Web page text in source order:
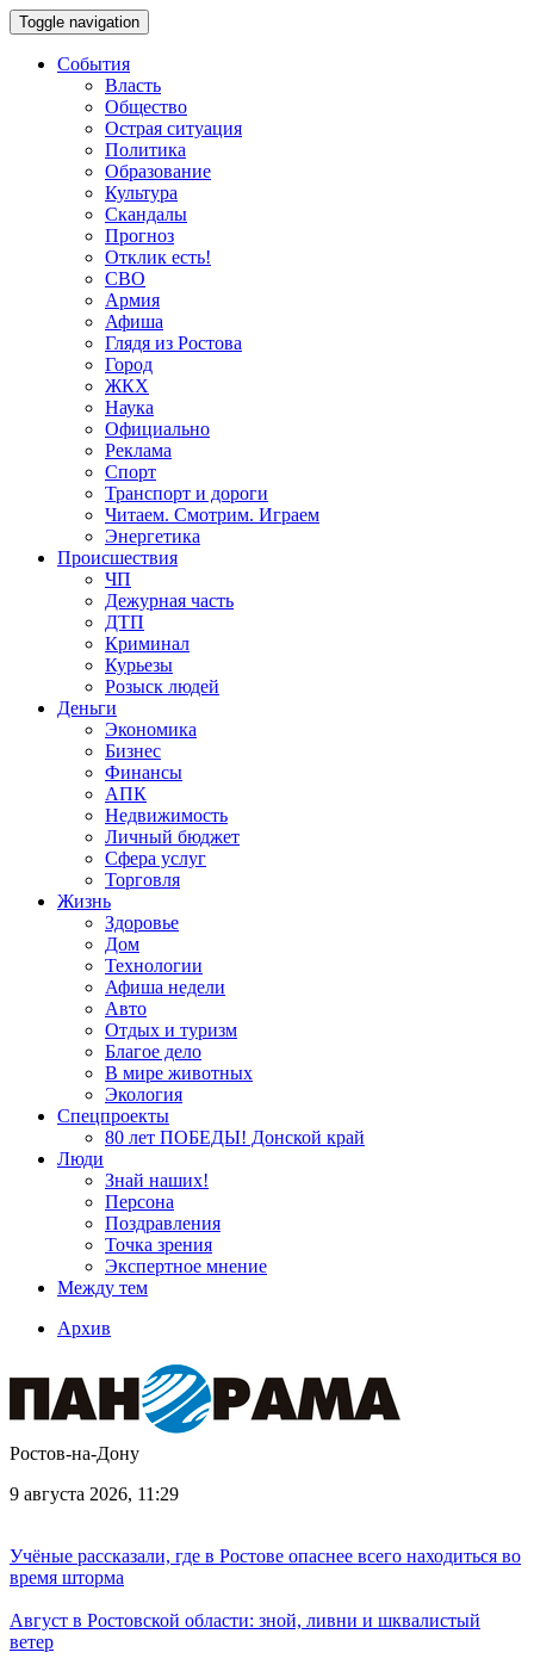
Toggle navigation
События
Власть
Общество
Острая ситуация
Политика
Образование
Культура
Скандалы
Прогноз
Отклик есть!
СВО
Армия
Афиша
Глядя из Ростова
Город
ЖКХ
Наука
Официально
Реклама
Спорт
Транспорт и дороги
Читаем. Смотрим. Играем
Энергетика
Происшествия
ЧП
Дежурная часть
ДТП
Криминал
Курьезы
Розыск людей
Деньги
Экономика
Бизнес
Финансы
АПК
Недвижимость
Личный бюджет
Сфера услуг
Торговля
Жизнь
Здоровье
Дом
Технологии
Афиша недели
Авто
Отдых и туризм
Благое дело
В мире животных
Экология
Спецпроекты
80 лет ПОБЕДЫ! Донской край
Люди
Знай наших!
Персона
Поздравления
Точка зрения
Экспертное мнение
Между тем
Архив
Ростов-на-Дону
9 августа 2026, 11:29
Учёные рассказали, где в Ростове опаснее всего находиться во
время шторма
Август в Ростовской области: зной, ливни и шквалистый
ветер